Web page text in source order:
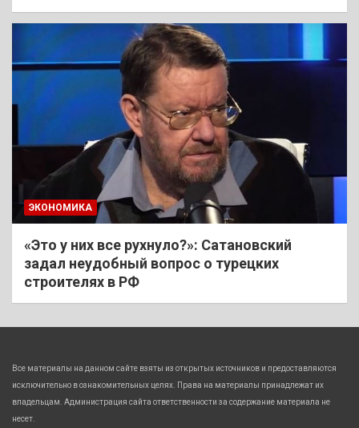
ЭКОНОМИКА
«Это у них все рухнуло?»: Сатановский
задал неудобный вопрос о турецких
строителях в РФ
Все материалы на данном сайте взяты из открытых источников и предоставляются
исключительно в ознакомительных целях. Права на материалы принадлежат их
владельцам. Администрация сайта ответственности за содержание материала не
несет.